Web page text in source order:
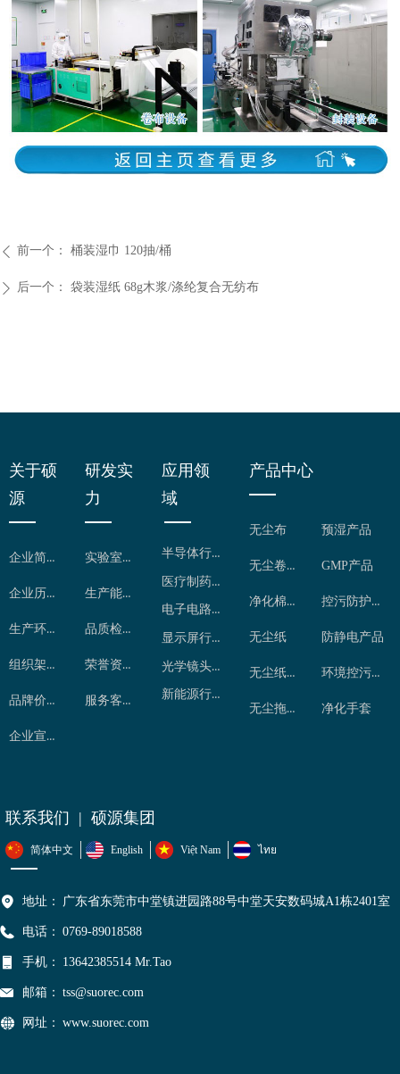
ꄴ 前一个： 桶装湿巾 120抽/桶
ꄲ 后一个： 袋装湿纸 68g木浆/涤纶复合无纺布
简体中文 English Việt Nam ไทย
地址： 广东省东莞市中堂镇进园路88号中堂天安数码城A1栋2401室
电话： 0769-89018588
手机： 13642385514 Mr.Tao
邮箱： tss@suorec.com
网址： www.suorec.com
联系我们 | 硕源集团
产品中心
无尘布
无尘卷布
净化棉签
无尘纸
无尘纸卷
无尘拖把
预湿产品
GMP产品
控污防护用品
防静电产品
环境控污产品
净化手套
应用领
域
半导体行业
医疗制药行业
电子电路行业
显示屏行业
光学镜头行业
新能源行业
关于硕
源
企业简介
企业历程
生产环境
组织架构
品牌价值
企业宣传片
研发实
力
实验室检测
生产能力
品质检控
荣誉资质
服务客户